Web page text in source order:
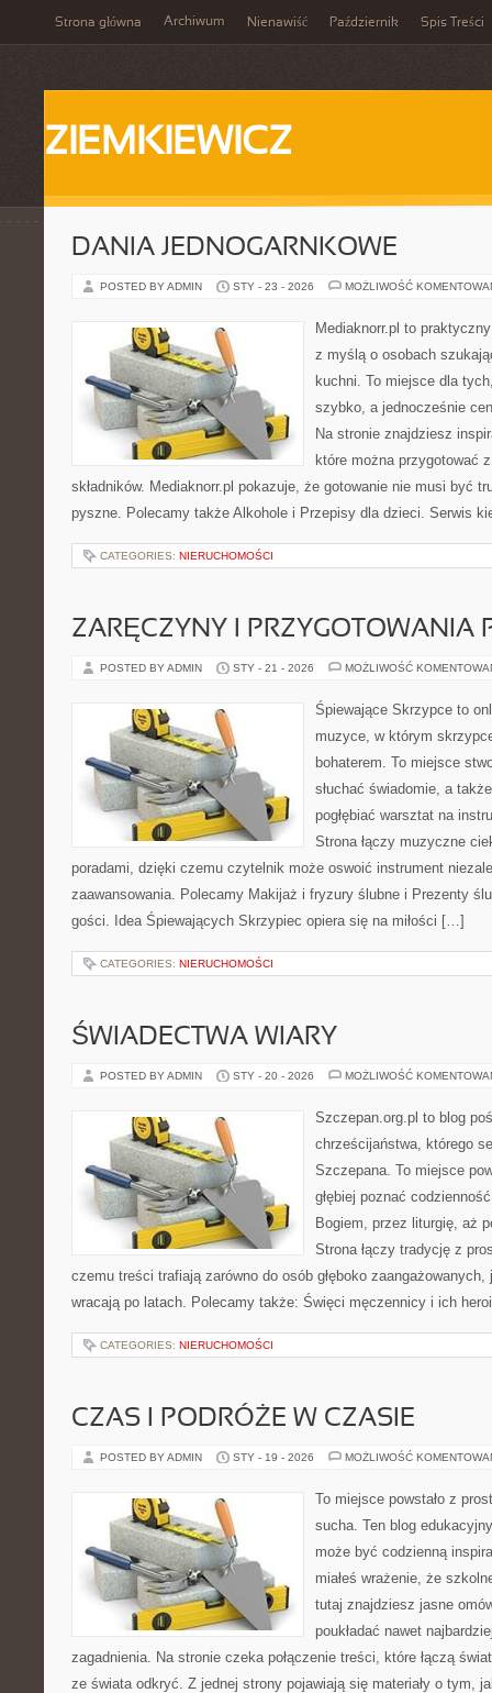
Strona główna Archiwum Nienawiść Październik Spis Treści
ZIEMKIEWICZ
DANIA JEDNOGARNKOWE
POSTED BY ADMIN STY - 23 - 2026 MOŻLIWOŚĆ
Mediaknorr.pl to
z myślą o osobach
kuchni. To miejsce dla
szybko, a jednocześnie
Na stronie znajdziesz
które można przygotować
składników. Mediaknorr.pl pokazuje, że gotowanie nie musi być
pyszne. Polecamy także Alkohole i Przepisy dla dzieci. Serwis
CATEGORIES: NIERUCHOMOŚCI
ZARĘCZYNY I PRZYGOTOWANIA
POSTED BY ADMIN STY - 21 - 2026 MOŻLIWOŚĆ
Śpiewające Skrzypce to
muzyce, w którym
bohaterem. To miejsce
słuchać świadomie, a
pogłębiać warsztat na
Strona łączy muzyczne
poradami, dzięki czemu czytelnik może oswoić instrument
zaawansowania. Polecamy Makijaż i fryzury ślubne i Prezenty
gości. Idea Śpiewających Skrzypiec opiera się na miłości […]
CATEGORIES: NIERUCHOMOŚCI
ŚWIADECTWA WIARY
POSTED BY ADMIN STY - 20 - 2026 MOŻLIWOŚĆ
Szczepan.org.pl to blog
chrześcijaństwa, którego
Szczepana. To miejsce
głębiej poznać
Bogiem, przez liturgię, aż
Strona łączy tradycję z
czemu treści trafiają zarówno do osób głęboko
wracają po latach. Polecamy także: Święci męczennicy i ich
CATEGORIES: NIERUCHOMOŚCI
CZAS I PODRÓŻE W CZASIE
POSTED BY ADMIN STY - 19 - 2026 MOŻLIWOŚĆ
To miejsce powstało z
sucha. Ten blog
może być codzienną
miałeś wrażenie, że
tutaj znajdziesz jasne
poukładać nawet
zagadnienia. Na stronie czeka połączenie treści, które łączą
ze świata odkryć. Z jednej strony pojawiają się materiały o tym,